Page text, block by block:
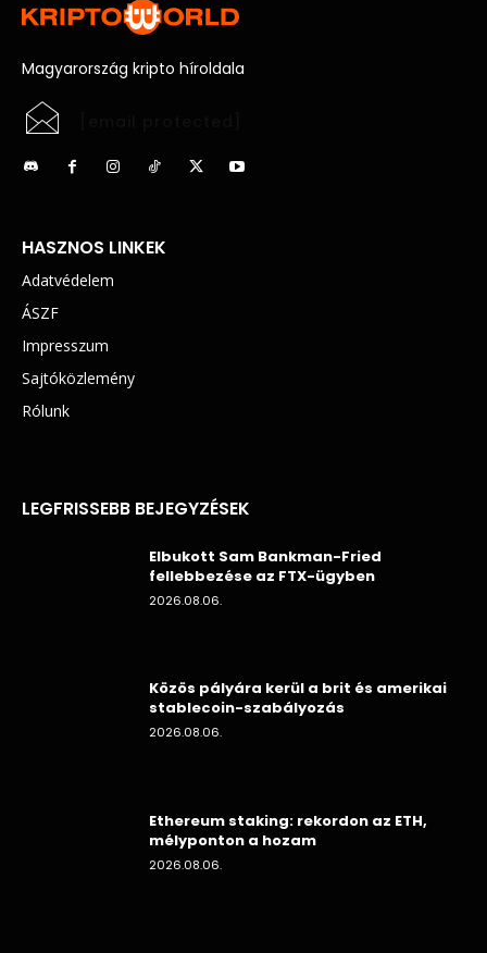
Magyarország kripto híroldala
HASZNOS LINKEK
Adatvédelem
ÁSZF
Impresszum
Sajtóközlemény
Rólunk
LEGFRISSEBB BEJEGYZÉSEK
Elbukott Sam Bankman-Fried
fellebbezése az FTX-ügyben
2026.08.06.
Közös pályára kerül a brit és amerikai
stablecoin-szabályozás
2026.08.06.
Ethereum staking: rekordon az ETH,
mélyponton a hozam
2026.08.06.